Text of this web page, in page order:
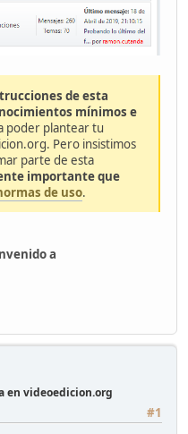
de esta
mínimos e
poder plantear tu
Pero insistimos
parte de esta
importante que
de uso.
a
en videoedicion.org
#1